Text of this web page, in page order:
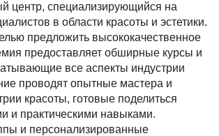
центр, специализирующийся на
в области красоты и эстетики.
предложить высококачественное
предоставляет обширные курсы и
все аспекты индустрии
проводят опытные мастера и
красоты, готовые поделиться
и практическими навыками.
и персонализированные